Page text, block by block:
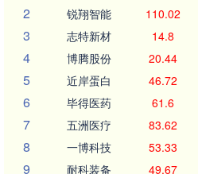
2 锐翔智能 110.02
3 志特新材 14.8
4 博腾股份 20.44
5 近岸蛋白 46.72
6 毕得医药 61.6
7 五洲医疗 83.62
8 一博科技 53.33
9 耐科装备 49.67